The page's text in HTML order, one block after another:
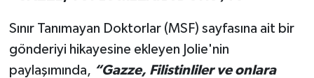
Sınır Tanımayan Doktorlar (MSF) sayfasına ait bir
gönderiyi hikayesine ekleyen Jolie'nin
paylaşımında, “Gazze, Filistinliler ve onlara